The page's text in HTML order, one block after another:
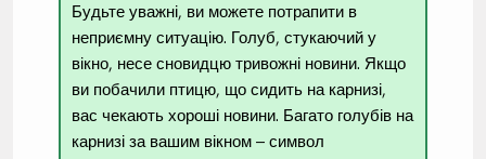
Будьте уважні, ви можете потрапити в
неприємну ситуацію. Голуб, стукаючий у
вікно, несе сновидцю тривожні новини. Якщо
ви побачили птицю, що сидить на карнизі,
вас чекають хороші новини. Багато голубів на
карнизі за вашим вікном – символ